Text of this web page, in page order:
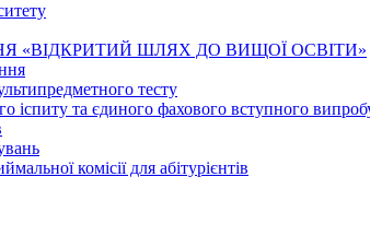
«ВІДКРИТИЙ ШЛЯХ ДО ВИЩОЇ ОСВІТИ»
тесту
іспиту та єдиного фахового вступного
комісії для абітурієнтів